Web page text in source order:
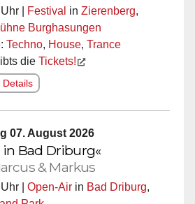
| Festival in Zierenberg,
Burghasungen
Techno, House, Trance
die Tickets!
Details
07. August 2026
in Bad Driburg«
& Markus
| Open-Air in Bad Driburg,